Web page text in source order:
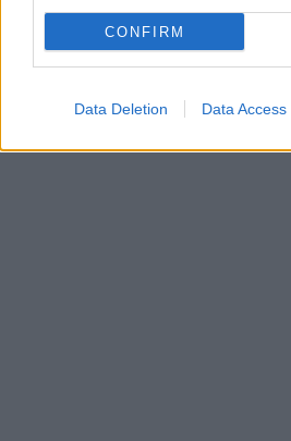
CONFIRM
Data Deletion Data Access